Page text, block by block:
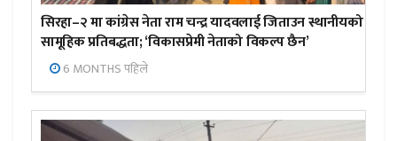
सिरहा–२ मा कांग्रेस नेता राम चन्द्र यादवलाई जिताउन स्थानीयको
सामूहिक प्रतिबद्धता; ‘विकासप्रेमी नेताको विकल्प छैन’
6 MONTHS पहिले